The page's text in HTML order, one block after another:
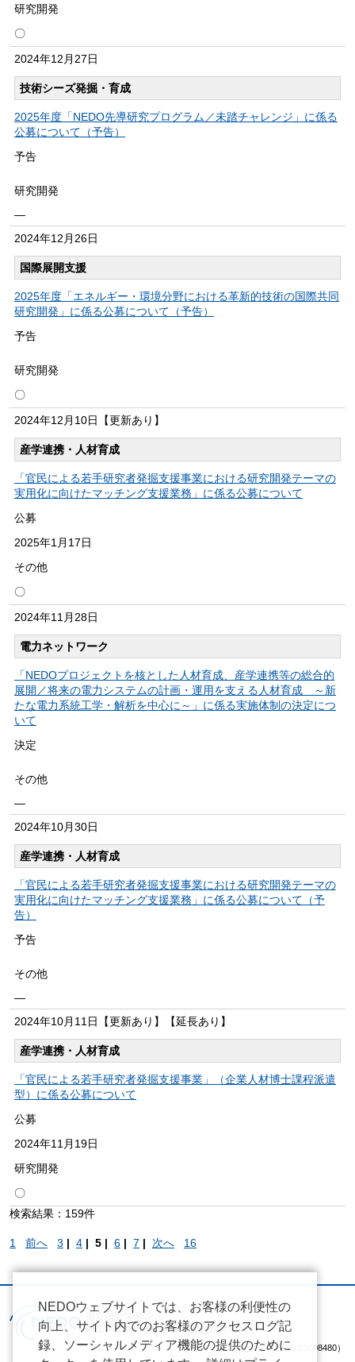
研究開発
〇
2024年12月27日
技術シーズ発掘・育成
2025年度「NEDO先導研究プログラム／未踏チャレンジ」に係る
公募について（予告）
予告
研究開発
―
2024年12月26日
国際展開支援
2025年度「エネルギー・環境分野における革新的技術の国際共同
研究開発」に係る公募について（予告）
予告
研究開発
〇
2024年12月10日 【更新あり】
産学連携・人材育成
「官民による若手研究者発掘支援事業における研究開発テーマの
実用化に向けたマッチング支援業務」に係る公募について
公募
2025年1月17日
その他
〇
2024年11月28日
電力ネットワーク
「NEDOプロジェクトを核とした人材育成、産学連携等の総合的
展開／将来の電力システムの計画・運用を支える人材育成 ～新
たな電力系統工学・解析を中心に～」に係る実施体制の決定につ
いて
決定
その他
―
2024年10月30日
産学連携・人材育成
「官民による若手研究者発掘支援事業における研究開発テーマの
実用化に向けたマッチング支援業務」に係る公募について（予
告）
予告
その他
―
2024年10月11日 【更新あり】【延長あり】
産学連携・人材育成
「官民による若手研究者発掘支援事業」（企業人材博士課程派遣
型）に係る公募について
公募
2024年11月19日
研究開発
〇
検索結果：159件
1 前へ 3 | 4 | 5 | 6 | 7 | 次へ 16
（法人番号 2020005008480）
NEDOウェブサイトでは、お客様の利便性の
向上、サイト内でのお客様のアクセスログ記
録、ソーシャルメディア機能の提供のために